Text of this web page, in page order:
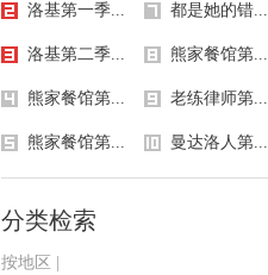
洛基第一季...
洛基第二季...
熊家餐馆第...
熊家餐馆第...
都是她的错...
熊家餐馆第...
老练律师第...
曼达洛人第...
分类检索
按地区 |